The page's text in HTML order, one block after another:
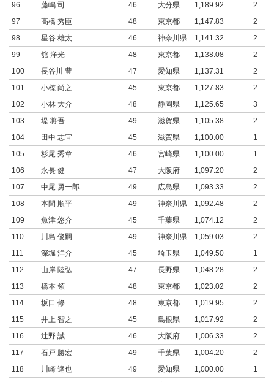
96
藤嶋 司 46 大分県 1,189.92
2
97
高橋 秀臣 48 東京都 1,147.83
2
98
星谷 雄太 46 神奈川県 1,141.32
2
99
舘 洋光 48 東京都 1,138.08
2
100
長谷川 豊 47 愛知県 1,137.31
2
101
小椋 尚之 45 東京都 1,127.83
2
102
小林 大介 48 静岡県 1,125.65
3
103
堤 将吾 49 滋賀県 1,105.38
2
104
田中 志宜 45 滋賀県 1,100.00
1
105
杉尾 秀章 46 宮崎県 1,100.00
1
106
永長 健 47 大阪府 1,097.20
2
107
中尾 勇一郎 49 広島県 1,093.33
2
108
本間 順平 49 神奈川県 1,092.48
2
109
魚津 悠介 45 千葉県 1,074.12
2
110
川島 俊嗣 49 神奈川県 1,059.03
2
111
深堀 洋介 45 埼玉県 1,049.50
1
112
山岸 陸弘 47 長野県 1,048.28
2
113
橋本 領 48 東京都 1,023.02
2
114
坂口 修 48 東京都 1,019.95
2
115
井上 智之 45 島根県 1,017.92
2
116
辻野 誠 46 大阪府 1,006.33
2
117
石戸 勝宏 49 千葉県 1,004.20
2
118
川崎 達也 49 愛知県 1,000.00
1